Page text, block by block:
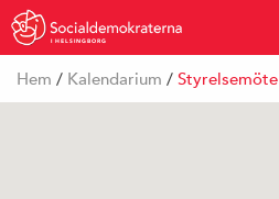
I HELSINGBORG
Hem / Kalendarium /